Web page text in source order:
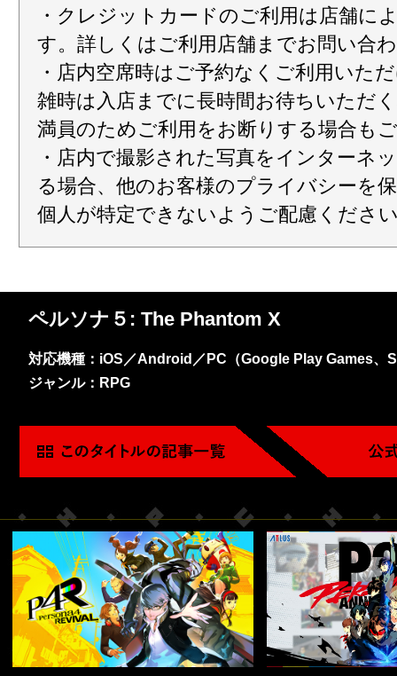
・クレジットカードのご利用は店舗に
す。詳しくはご利用店舗までお問い合
・店内空席時はご予約なくご利用いた
雑時は入店までに長時間お待ちいただ
満員のためご利用をお断りする場合も
・店内で撮影された写真をインターネ
る場合、他のお客様のプライバシーを
個人が特定できないようご配慮くださ
ペルソナ５: The Phantom X
対応機種：iOS／Android／PC（Google Play Games、
ジャンル：RPG